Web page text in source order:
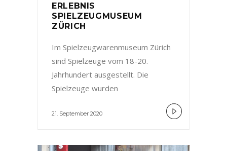
ERLEBNIS
SPIELZEUGMUSEUM
ZÜRICH
Im Spielzeugwarenmuseum Zürich
sind Spielzeuge vom 18-20.
Jahrhundert ausgestellt. Die
Spielzeuge wurden
21. September 2020